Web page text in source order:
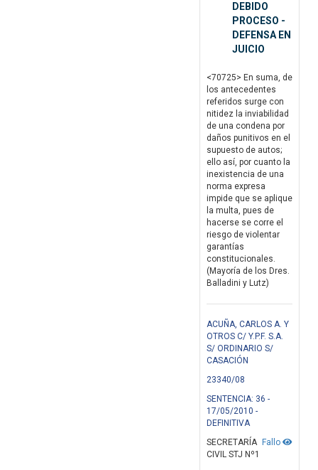
DEBIDO
PROCESO -
DEFENSA EN
JUICIO
<70725> En suma, de
los antecedentes
referidos surge con
nitidez la inviabilidad
de una condena por
daños punitivos en el
supuesto de autos;
ello así, por cuanto la
inexistencia de una
norma expresa
impide que se aplique
la multa, pues de
hacerse se corre el
riesgo de violentar
garantías
constitucionales.
(Mayoría de los Dres.
Balladini y Lutz)
ACUÑA, CARLOS A. Y
OTROS C/ Y.P.F. S.A.
S/ ORDINARIO S/
CASACIÓN
23340/08
SENTENCIA: 36 -
17/05/2010 -
DEFINITIVA
Fallo
SECRETARÍA
CIVIL STJ Nº1